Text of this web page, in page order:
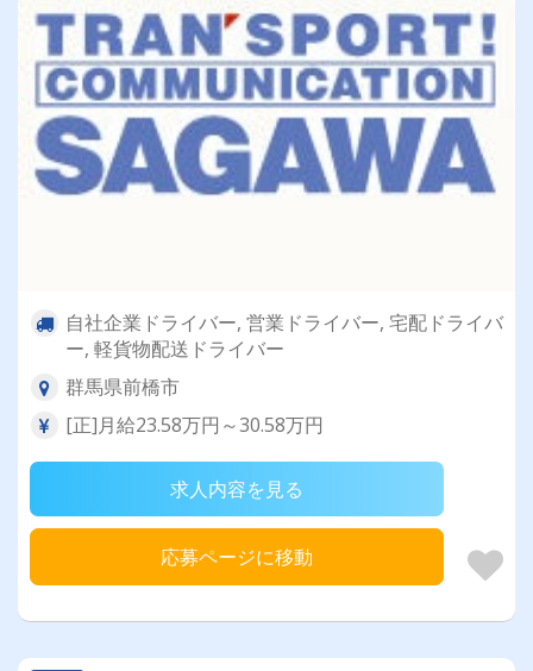
自社企業ドライバー, 営業ドライバー, 宅配ドライバ
ー, 軽貨物配送ドライバー
群馬県前橋市
[正]月給23.58万円～30.58万円
求人内容を見る
応募ページに移動